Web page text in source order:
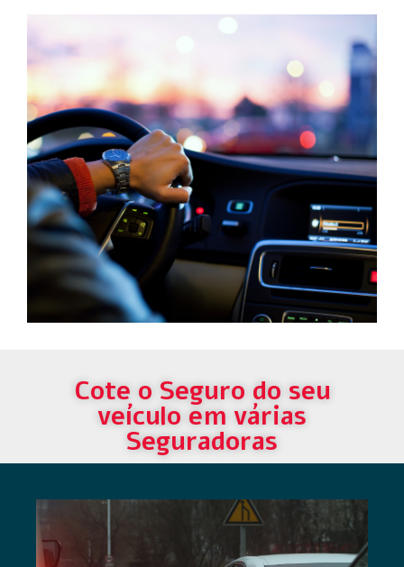
Cote o Seguro do seu
veículo em várias
Seguradoras